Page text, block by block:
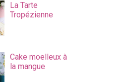
La Tarte
Tropézienne
Cake moelleux à
la mangue